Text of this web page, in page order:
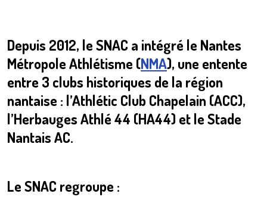
Depuis 2012, le SNAC a intégré le Nantes
Métropole Athlétisme (NMA), une entente
entre 3 clubs historiques de la région
nantaise : l’Athlétic Club Chapelain (ACC),
l’Herbauges Athlé 44 (HA44) et le Stade
Nantais AC.
Le SNAC regroupe :